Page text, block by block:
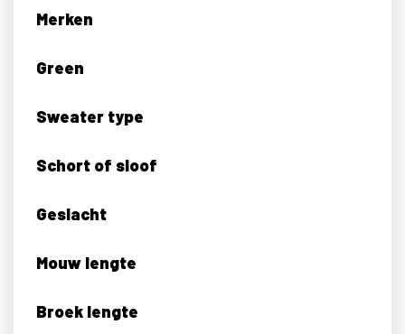
Merken
Green
Sweater type
Schort of sloof
Geslacht
Mouw lengte
Broek lengte